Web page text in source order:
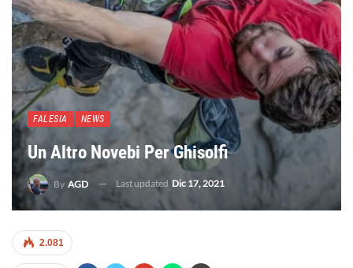
FALESIA NEWS
Un Altro Novebi Per Ghisolfi
By AGD Last updated Dic 17, 2021
2.081